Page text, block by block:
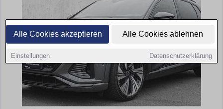
Alle Cookies akzeptieren Alle Cookies ablehnen
Einstellungen Datenschutzerklärung